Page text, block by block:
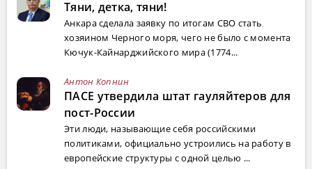
Тяни, детка, тяни!
Анкара сделала заявку по итогам СВО стать
хозяином Черного моря, чего не было с момента
Кючук-Кайнарджийского мира (1774...
Антон Копнин
ПАСЕ утвердила штат гауляйтеров для
пост-России
Эти люди, называющие себя российскими
политиками, официально устроились на работу в
европейские структуры с одной целью ...